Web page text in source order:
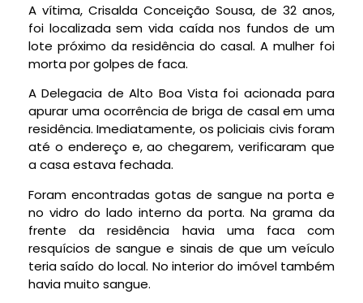
A vítima, Crisalda Conceição Sousa, de 32 anos,
foi localizada sem vida caída nos fundos de um
lote próximo da residência do casal. A mulher foi
morta por golpes de faca.
A Delegacia de Alto Boa Vista foi acionada para
apurar uma ocorrência de briga de casal em uma
residência. Imediatamente, os policiais civis foram
até o endereço e, ao chegarem, verificaram que
a casa estava fechada.
Foram encontradas gotas de sangue na porta e
no vidro do lado interno da porta. Na grama da
frente da residência havia uma faca com
resquícios de sangue e sinais de que um veículo
teria saído do local. No interior do imóvel também
havia muito sangue.